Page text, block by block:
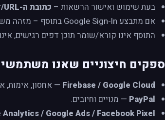
בעת שימוש ואישור הרשאות – כתובת ה-URL/דומיין של הלשונית הפעילה
אם מתבצע Google Sign-In בתוסף – מזהה משתמש/מייל.
התוסף אינו קורא/שומר תוכן דפים רגישים,
ספקים חיצוניים שאנו
Firebase / Google Cloud — אחסון, אימות,
PayPal — מנויים וחיובים.
Analytics / Google Ads / Facebook Pixel